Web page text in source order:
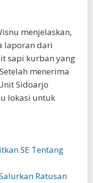
menjelaskan,
laporan dari
sapi kurban yang
menerima
Sidoarjo
lokasi untuk
SE Tentang
Ratusan